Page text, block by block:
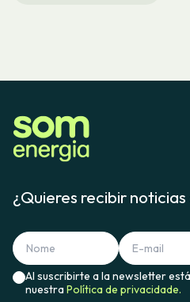
¿Quieres recibir noticias
Al suscribirte a la newsletter
nuestraPolítica de privacidade.